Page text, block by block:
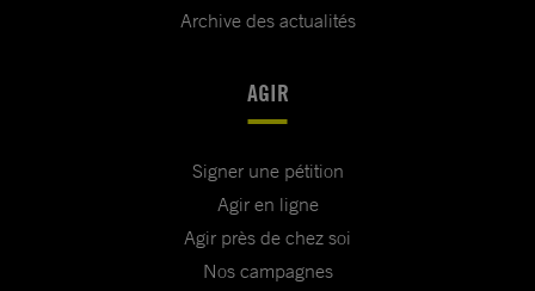
Archive des actualités
AGIR
Signer une pétition
Agir en ligne
Agir près de chez soi
Nos campagnes